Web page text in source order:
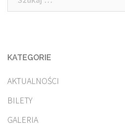
KATEGORIE
AKTUALNOŚCI
BILETY
GALERIA